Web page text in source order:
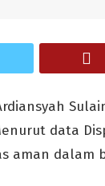
data
aman dalam